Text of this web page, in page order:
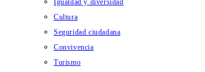
Igualdad y diversidad
Cultura
Seguridad ciudadana
Convivencia
Turismo